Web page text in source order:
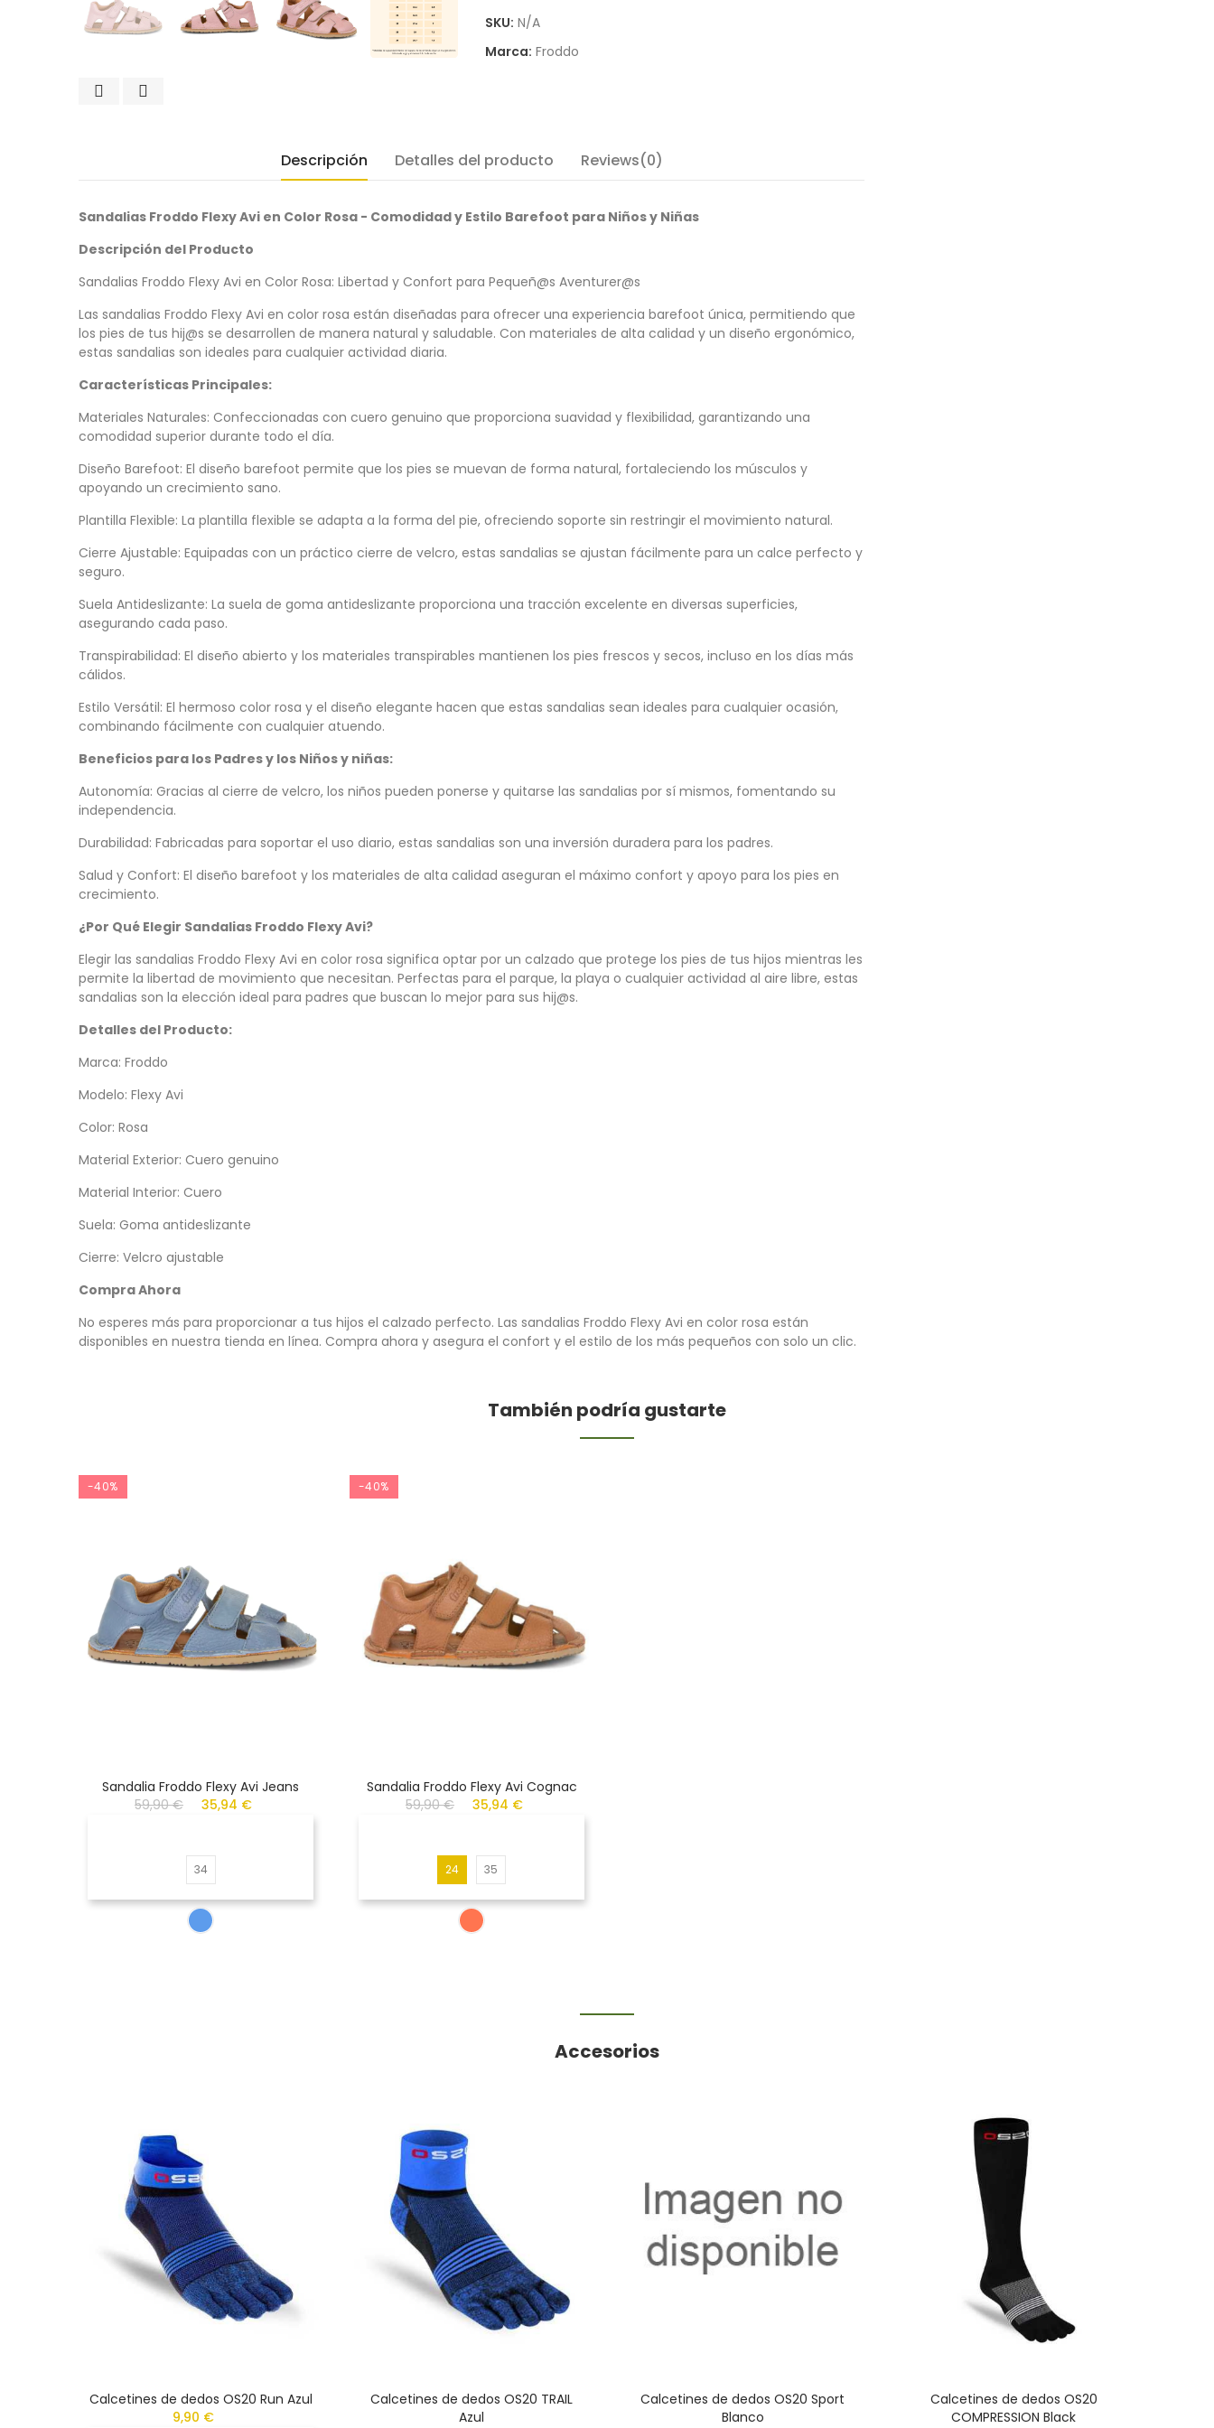
SKU: N/A
Marca: Froddo
Descripción Detalles del producto Reviews(0)
Sandalias Froddo Flexy Avi en Color Rosa - Comodidad y Estilo Barefoot para Niños y Niñas
Descripción del Producto
Sandalias Froddo Flexy Avi en Color Rosa: Libertad y Confort para Pequeñ@s Aventurer@s
Las sandalias Froddo Flexy Avi en color rosa están diseñadas para ofrecer una experiencia barefoot única, permitiendo que
los pies de tus hij@s se desarrollen de manera natural y saludable. Con materiales de alta calidad y un diseño ergonómico,
estas sandalias son ideales para cualquier actividad diaria.
Características Principales:
Materiales Naturales: Confeccionadas con cuero genuino que proporciona suavidad y flexibilidad, garantizando una
comodidad superior durante todo el día.
Diseño Barefoot: El diseño barefoot permite que los pies se muevan de forma natural, fortaleciendo los músculos y
apoyando un crecimiento sano.
Plantilla Flexible: La plantilla flexible se adapta a la forma del pie, ofreciendo soporte sin restringir el movimiento natural.
Cierre Ajustable: Equipadas con un práctico cierre de velcro, estas sandalias se ajustan fácilmente para un calce perfecto y
seguro.
Suela Antideslizante: La suela de goma antideslizante proporciona una tracción excelente en diversas superficies,
asegurando cada paso.
Transpirabilidad: El diseño abierto y los materiales transpirables mantienen los pies frescos y secos, incluso en los días más
cálidos.
Estilo Versátil: El hermoso color rosa y el diseño elegante hacen que estas sandalias sean ideales para cualquier ocasión,
combinando fácilmente con cualquier atuendo.
Beneficios para los Padres y los Niños y niñas:
Autonomía: Gracias al cierre de velcro, los niños pueden ponerse y quitarse las sandalias por sí mismos, fomentando su
independencia.
Durabilidad: Fabricadas para soportar el uso diario, estas sandalias son una inversión duradera para los padres.
Salud y Confort: El diseño barefoot y los materiales de alta calidad aseguran el máximo confort y apoyo para los pies en
crecimiento.
¿Por Qué Elegir Sandalias Froddo Flexy Avi?
Elegir las sandalias Froddo Flexy Avi en color rosa significa optar por un calzado que protege los pies de tus hijos mientras les
permite la libertad de movimiento que necesitan. Perfectas para el parque, la playa o cualquier actividad al aire libre, estas
sandalias son la elección ideal para padres que buscan lo mejor para sus hij@s.
Detalles del Producto:
Marca: Froddo
Modelo: Flexy Avi
Color: Rosa
Material Exterior: Cuero genuino
Material Interior: Cuero
Suela: Goma antideslizante
Cierre: Velcro ajustable
Compra Ahora
No esperes más para proporcionar a tus hijos el calzado perfecto. Las sandalias Froddo Flexy Avi en color rosa están
disponibles en nuestra tienda en línea. Compra ahora y asegura el confort y el estilo de los más pequeños con solo un clic.
También podría gustarte
-40%
Sandalia Froddo Flexy Avi Jeans
59,90 €
35,94 €
34
-40%
Sandalia Froddo Flexy Avi Cognac
59,90 €
35,94 €
24 35
Accesorios
Calcetines de dedos OS20 Run Azul
9,90 €
Calcetines de dedos OS20 TRAIL
Azul
Calcetines de dedos OS20 Sport
Blanco
Calcetines de dedos OS20
COMPRESSION Black